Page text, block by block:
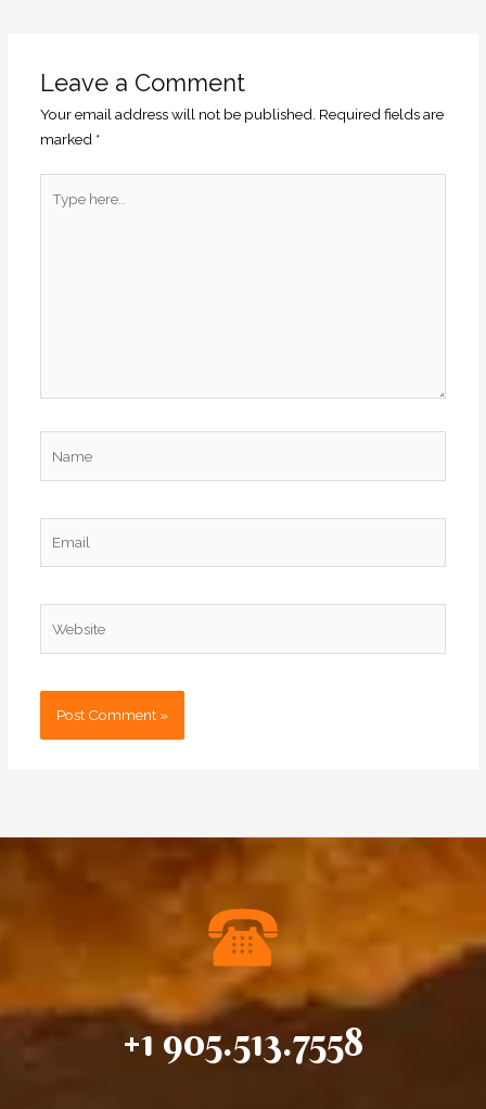
Leave a Comment
Your email address will not be published. Required fields are
marked *
here..
+1 905.513.7558